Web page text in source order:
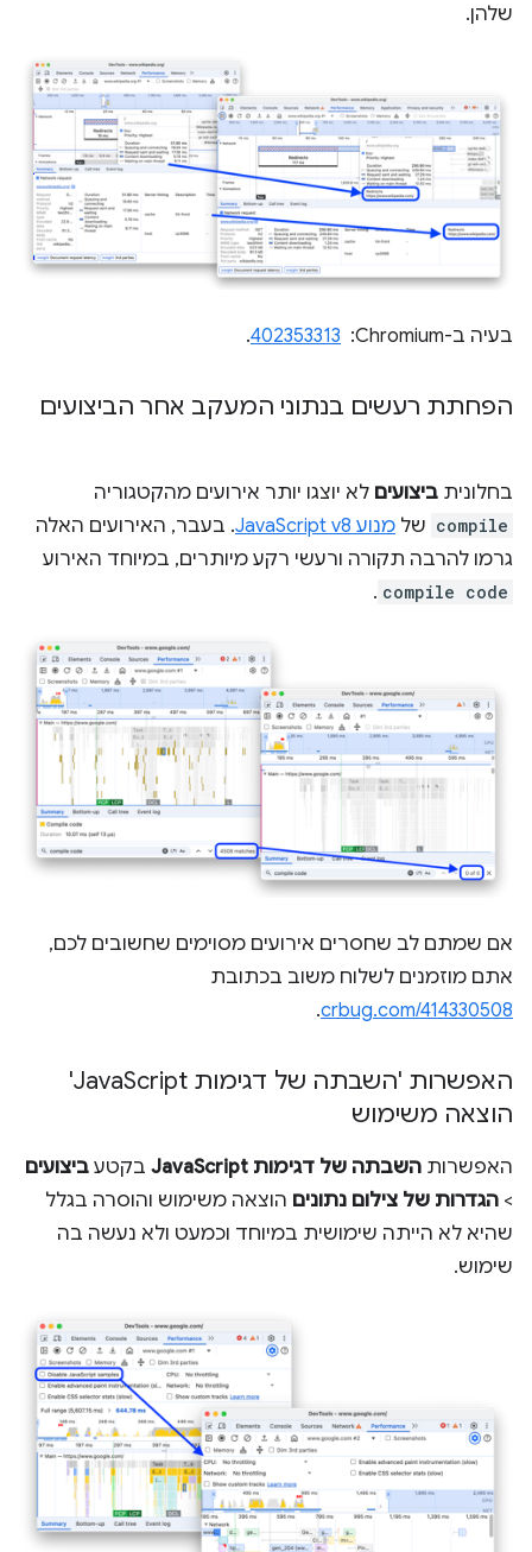
שלהן.
בעיה ב-Chromium: ‏ 402353313
.
הפחתת רעשים בנתוני המעקב אחר הביצועים
בחלונית ביצועים לא יוצגו יותר אירועים מהקטגוריה
compile של מנוע JavaScript v8
. בעבר, האירועים האלה
גרמו להרבה תקורה ורעשי רקע מיותרים, במיוחד האירוע
compile code
.
אם שמתם לב שחסרים אירועים מסוימים שחשובים לכם,
אתם מוזמנים לשלוח משוב בכתובת
crbug.com/414330508
.
האפשרות 'השבתה של דגימות Java
Script'
הוצאה משימוש
האפשרות השבתה של דגימות JavaScript בקטע ביצועים
> הגדרות של צילום נתונים הוצאה משימוש והוסרה בגלל
שהיא לא הייתה שימושית במיוחד וכמעט ולא נעשה בה
שימוש.